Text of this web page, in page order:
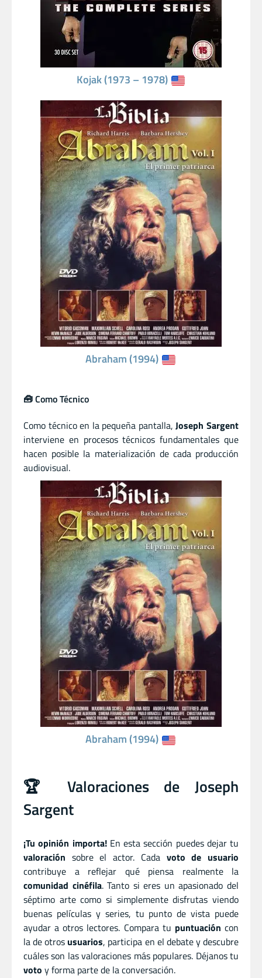
Kojak (1973 – 1978)
Abraham (1994)
🧰 Como Técnico
Como técnico en la pequeña pantalla,Joseph Sargent
interviene en procesos técnicos fundamentales que
hacen posible la materialización de cada producción
audiovisual.
Abraham (1994)
🏆 Valoraciones de Joseph
Sargent
¡Tu opinión importa!En esta sección puedes dejar tu
valoración sobre el actor. Cada voto de usuario
contribuye a reflejar qué piensa realmente la
comunidad cinéfila. Tanto si eres un apasionado del
séptimo arte como si simplemente disfrutas viendo
buenas películas y series, tu punto de vista puede
ayudar a otros lectores. Compara tu puntuación con
la de otros usuarios, participa en el debate y descubre
cuáles son las valoraciones más populares. Déjanos tu
voto y forma parte de la conversación.